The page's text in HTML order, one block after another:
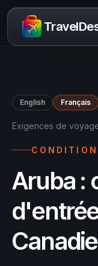
Skip to content
English Français
Exigences de
Aruba :